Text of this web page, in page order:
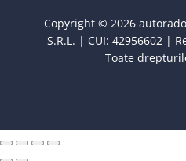
Copyright © 2026
S.R.L. | CUI: 42956602 |
Toate